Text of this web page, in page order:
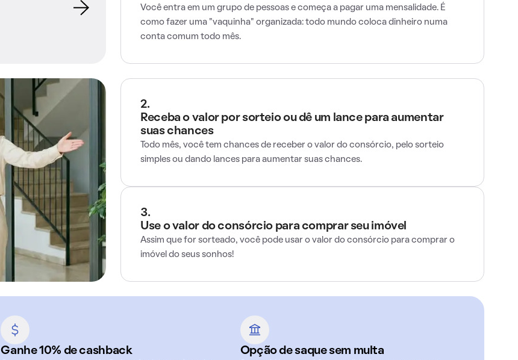
Você entra em um grupo de pessoas e começa a pagar uma mensalidade. É
como fazer uma "vaquinha" organizada: todo mundo coloca dinheiro numa
conta comum todo mês.
2.
Receba o valor por sorteio ou dê um lance para aumentar
suas chances
Todo mês, você tem chances de receber o valor do consórcio, pelo sorteio
simples ou dando lances para aumentar suas chances.
3.
Use o valor do consórcio para comprar seu imóvel
Assim que for sorteado, você pode usar o valor do consórcio para comprar o
imóvel do seus sonhos!
Ganhe 10% de cashback Opção de saque sem multa